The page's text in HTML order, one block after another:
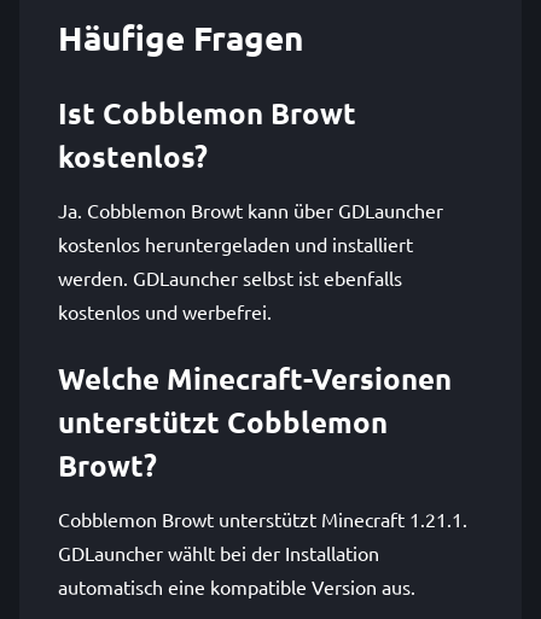
Häufige Fragen
Ist Cobblemon Browt
kostenlos?
Ja. Cobblemon Browt kann über GDLauncher
kostenlos heruntergeladen und installiert
werden. GDLauncher selbst ist ebenfalls
kostenlos und werbefrei.
Welche Minecraft-Versionen
unterstützt Cobblemon
Browt?
Cobblemon Browt unterstützt Minecraft 1.21.1.
GDLauncher wählt bei der Installation
automatisch eine kompatible Version aus.